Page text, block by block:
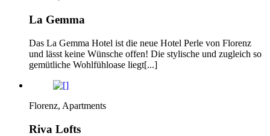
La Gemma
Das La Gemma Hotel ist die neue Hotel Perle von Florenz
und lässt keine Wünsche offen! Die stylische und zugleich so
gemütliche Wohlfühloase liegt[...]
Florenz, Apartments
Riva Lofts